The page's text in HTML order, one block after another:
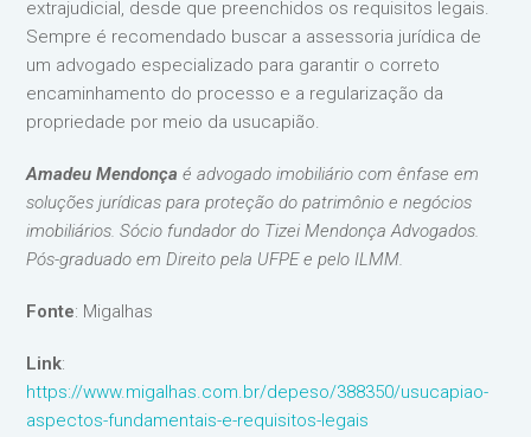
extrajudicial, desde que preenchidos os requisitos legais.
Sempre é recomendado buscar a assessoria jurídica de
um advogado especializado para garantir o correto
encaminhamento do processo e a regularização da
propriedade por meio da usucapião.
Amadeu Mendonça é advogado imobiliário com ênfase em
soluções jurídicas para proteção do patrimônio e negócios
imobiliários. Sócio fundador do Tizei Mendonça Advogados.
Pós-graduado em Direito pela UFPE e pelo ILMM.
Fonte: Migalhas
Link:
https://www.migalhas.com.br/depeso/388350/usucapiao-
aspectos-fundamentais-e-requisitos-legais